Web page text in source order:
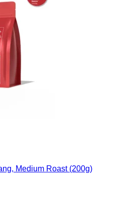
Medium Roast (200g)